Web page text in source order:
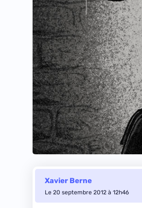
Xavier Berne
Le 20 septembre 2012 à 12h46